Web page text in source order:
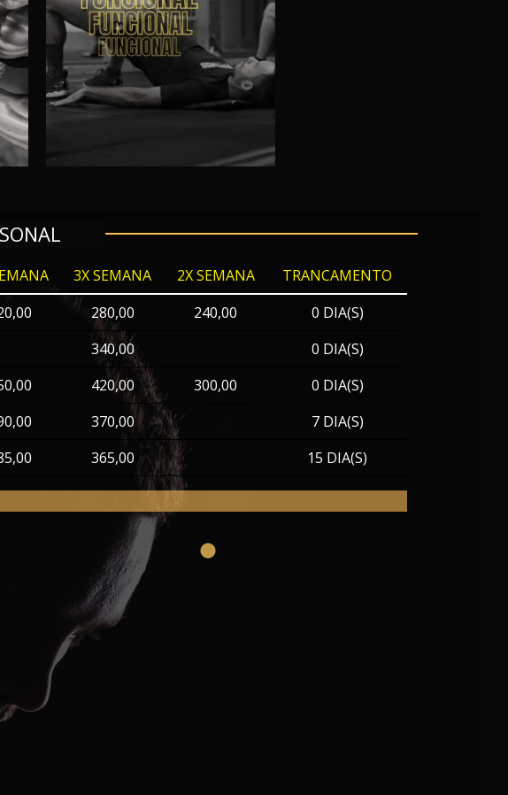
3X SEMANA 2X SEMANA
TRANCAMENTO
280,00 240,00
0 DIA(S)
340,00
0 DIA(S)
420,00 300,00
0 DIA(S)
370,00
7 DIA(S)
365,00 15 DIA(S)